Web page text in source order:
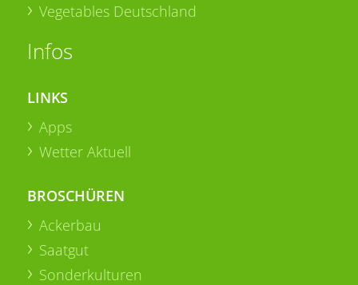
Vegetables Deutschland
Infos
LINKS
Apps
Wetter Aktuell
BROSCHÜREN
Ackerbau
Saatgut
Sonderkulturen